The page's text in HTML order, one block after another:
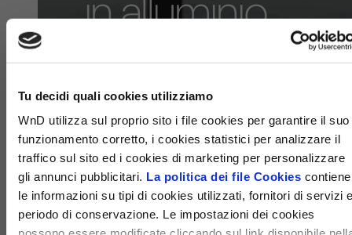
Tu decidi quali cookies utilizziamo
WnD utilizza sul proprio sito i file cookies per garantire il suo
funzionamento corretto, i cookies statistici per analizzare il
traffico sul sito ed i cookies di marketing per personalizzare
gli annunci pubblicitari. La politica dei file Cookies contiene
le informazioni su tipi di cookies utilizzati, fornitori di servizi
periodo di conservazione. Le impostazioni dei cookies
PIZZAGALLI
INFISSI SRL